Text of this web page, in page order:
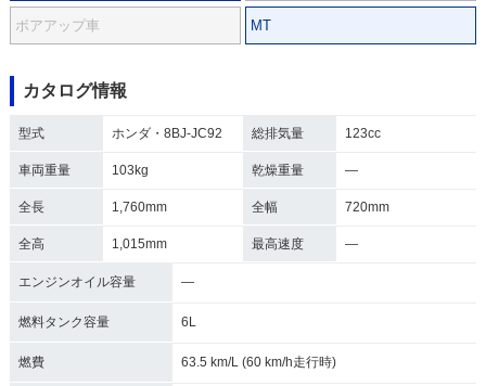
ボアアップ車 MT
カタログ情報
型式 ホンダ・8BJ-JC92 総排気量 123cc
車両重量 103kg 乾燥重量 ―
全長 1,760mm 全幅 720mm
全高 1,015mm 最高速度 ―
エンジンオイル容量 ―
燃料タンク容量 6L
燃費 63.5 km/L (60 km/h走行時)